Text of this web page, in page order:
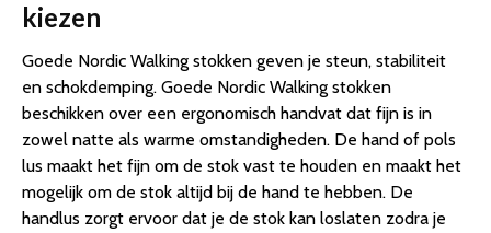
kiezen
Goede Nordic Walking stokken geven je steun, stabiliteit
en schokdemping. Goede Nordic Walking stokken
beschikken over een ergonomisch handvat dat fijn is in
zowel natte als warme omstandigheden. De hand of pols
lus maakt het fijn om de stok vast te houden en maakt het
mogelijk om de stok altijd bij de hand te hebben. De
handlus zorgt ervoor dat je de stok kan loslaten zodra je